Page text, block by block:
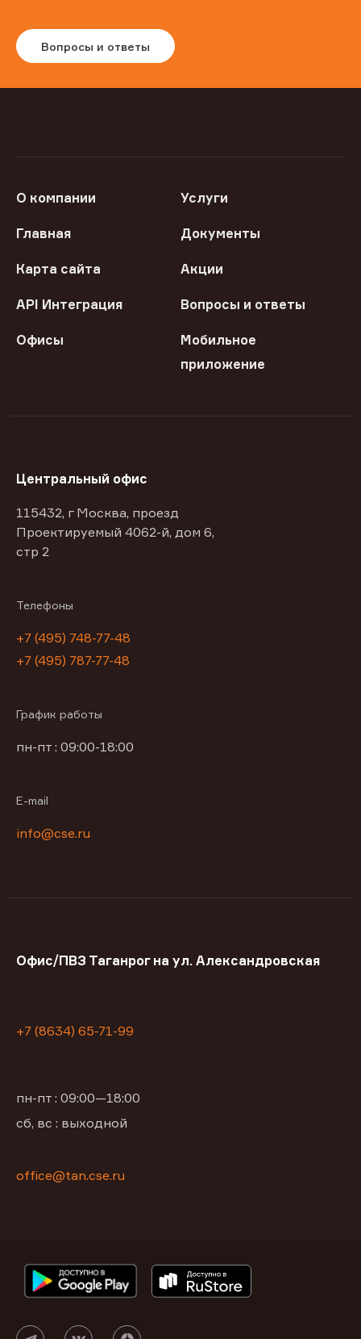
Вопросы и ответы
О компании Услуги
Главная Документы
Карта сайта Акции
API Интеграция Вопросы и ответы
Офисы
Мобильное
приложение
Центральный офис
115432, г Москва, проезд
Проектируемый 4062-й, дом 6,
стр 2
Телефоны
+7 (495) 748-77-48
+7 (495) 787-77-48
График работы
пн-пт : 09:00-18:00
E-mail
info@cse.ru
Офис/ПВЗ Таганрог на ул. Александровская
+7 (8634) 65-71-99
пн-пт : 09:00—18:00
сб, вс : выходной
office@tan.cse.ru